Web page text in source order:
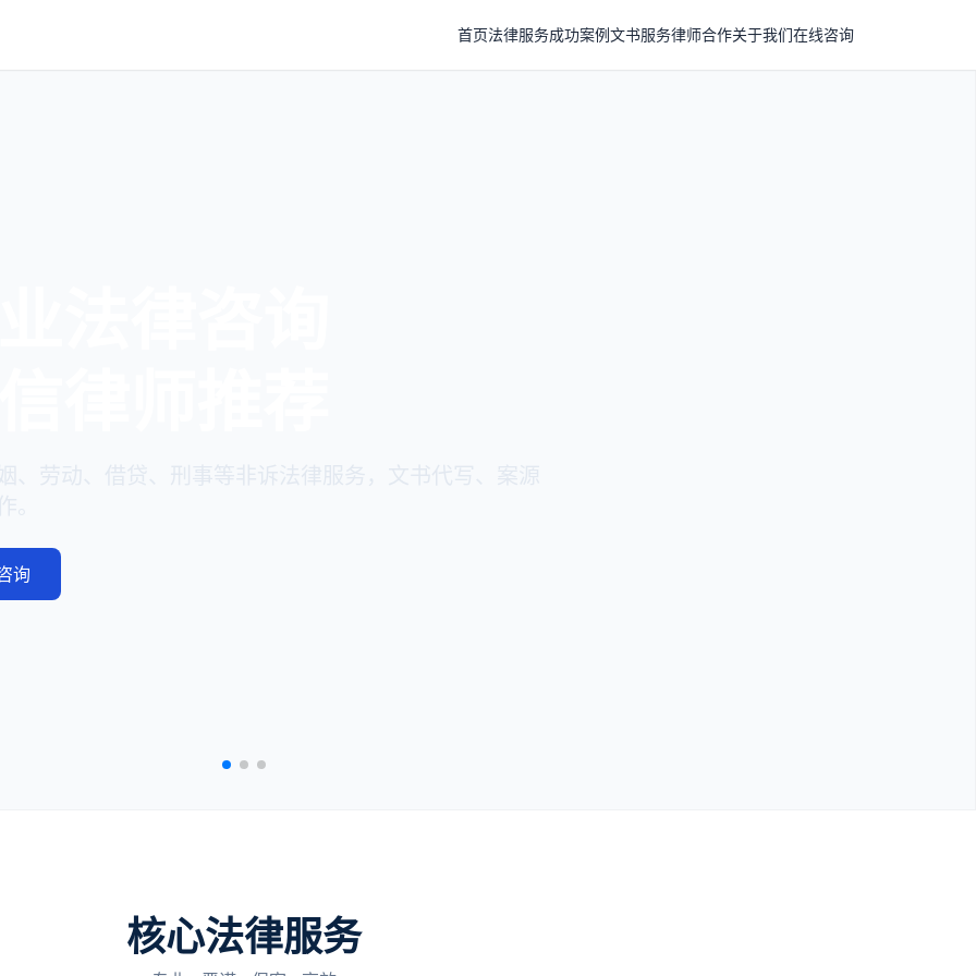
首页法律服务成功案例文书服务律师合作关于我们在线咨询
务
核心法律服务